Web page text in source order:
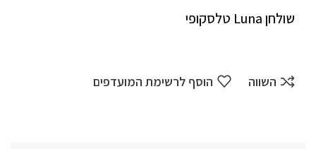
שולחן Luna טלסקופי
השווה הוסף לרשימת המועדפים